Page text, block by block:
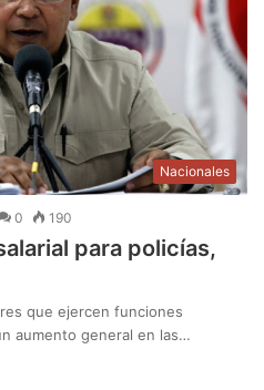
Nacionales
0 190
para policías,
que ejercen funciones
aumento general en las…